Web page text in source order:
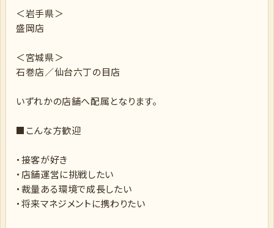
＜岩手県＞
盛岡店
＜宮城県＞
石巻店／仙台六丁の目店
いずれかの店舗へ配属となります。
■こんな方歓迎
・接客が好き
・店舗運営に挑戦したい
・裁量ある環境で成長したい
・将来マネジメントに携わりたい